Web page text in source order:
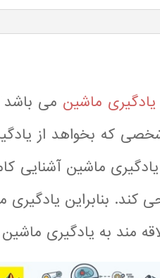
ماشین می
که بخواهد از
ماشین آشنایی
کند. بنابراین یادگیری
مند به یادگیری ماشین